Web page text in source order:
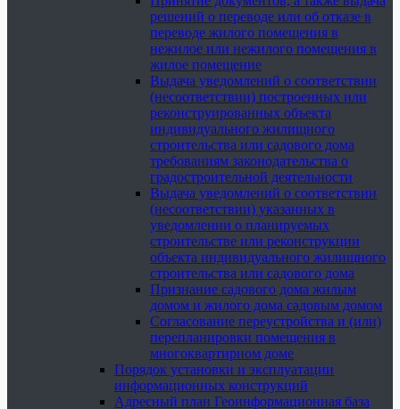
решений о переводе или об отказе в
переводе жилого помещения в
нежилое или нежилого помещения в
жилое помещение
Выдача уведомлений о соответствии
(несоответствии) построенных или
реконструированных объекта
индивидуального жилищного
строительства или садового дома
требованиям законодательства о
градостроительной деятельности
Выдача уведомлений о соответствии
(несоответствии) указанных в
уведомлении о планируемых
строительстве или реконструкции
объекта индивидуального жилищного
строительства или садового дома
Признание садового дома жилым
домом и жилого дома садовым домом
Согласование переустройства и (или)
перепланировки помещения в
многоквартирном доме
Порядок установки и эксплуатации
информационных конструкций
Адресный план Геоинформационная база